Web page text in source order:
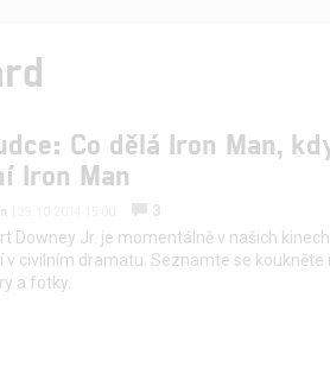
Co dělá Iron Man,
Iron Man
3
Downey Jr. je momentálně v našich
v civilním dramatu. Seznamte se koukněte
a fotky.